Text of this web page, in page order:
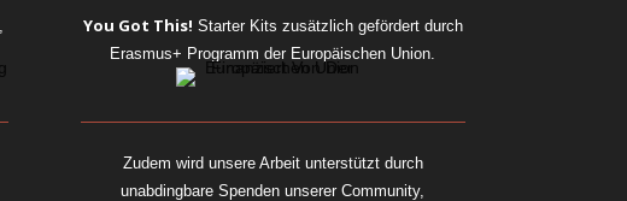
You Got This! Starter Kits zusätzlich gefördert durch
Erasmus+ Programm der Europäischen Union.
Zudem wird unsere Arbeit unterstützt durch
unabdingbare Spenden unserer Community,